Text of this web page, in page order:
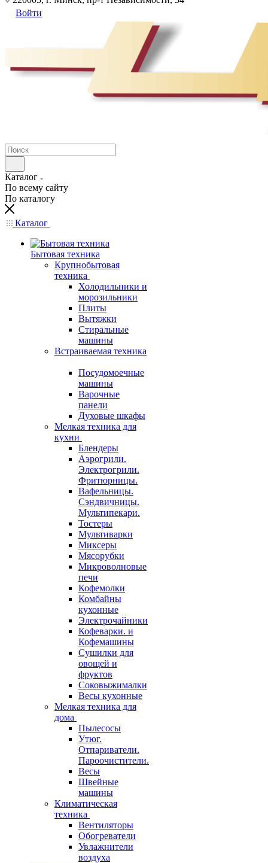
Войти
Каталог
По всему сайту
По каталогу
Каталог
Бытовая техника
Крупнобытовая
техника
Холодильники и
морозильники
Плиты
Вытяжки
Стиральные
машины
Встраиваемая техника
Посудомоечные
машины
Варочные
панели
Духовые шкафы
Мелкая техника для
кухни
Блендеры
Аэрогрили.
Электрогрили.
Фритюрницы.
Вафельницы.
Сэндвичницы.
Мультипекари.
Тостеры
Мультиварки
Миксеры
Мясорубки
Микроволновые
печи
Кофемолки
Комбайны
кухонные
Электрочайники
Кофеварки. и
Кофемашины
Сушилки для
овощей и
фруктов
Соковыжималки
Весы кухонные
Мелкая техника для
дома
Пылесосы
Утюг.
Отпариватели.
Пароочистители.
Весы
Швейные
машины
Климатическая
техника
Вентиляторы
Обогреватели
Увлажнители
воздуха